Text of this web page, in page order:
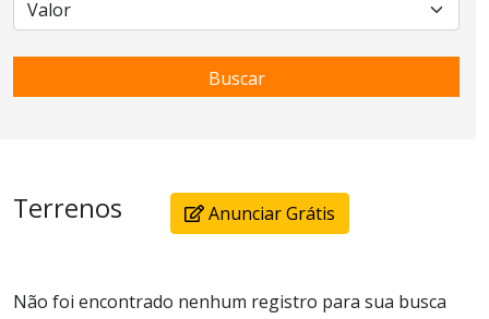
Buscar
Terrenos Anunciar Grátis
Não foi encontrado nenhum registro para sua busca